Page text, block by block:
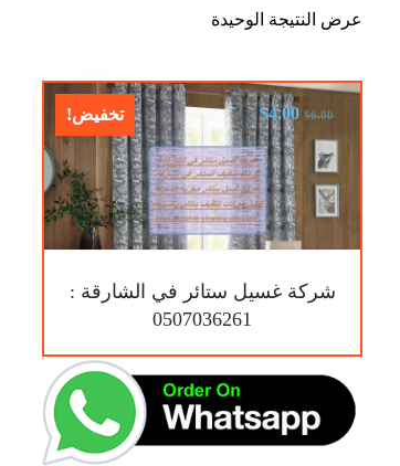
عرض النتيجة الوحيدة
تخفيض!
شركة غسيل ستائر في الشارقة :
0507036261
$6.00
$4.00